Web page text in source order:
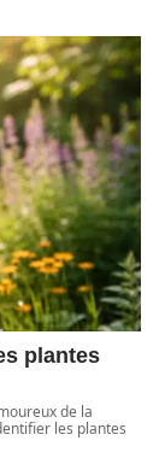
plantes
de la
les plantes